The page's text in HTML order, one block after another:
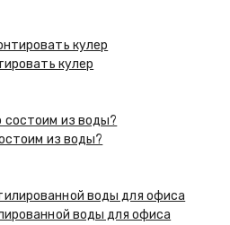
кулер
из воды?
воды для офиса